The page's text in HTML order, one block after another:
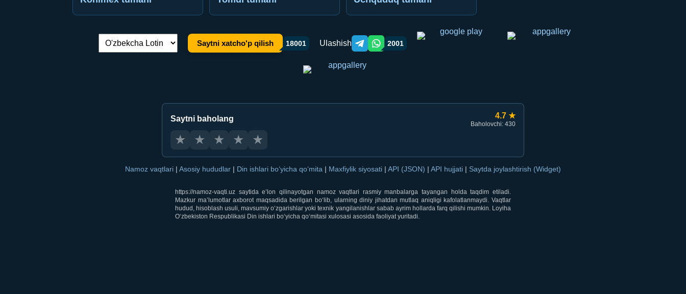
Tilni almashtirish: Saytni xatcho'p qilish 18001 Ulashish Telegram orqali ulashish
WhatsApp orqali ulashish
2001
Saytni baholang 4.7 ★
Baholovchi: 430
★ ★ ★ ★ ★
Namoz vaqtlari | Asosiy hududlar | Din ishlari bo‘yicha qo‘mita | Maxfiylik siyosati | API (JSON) | API hujjati | Saytda joylashtirish (Widget)
https://namoz-vaqti.uz saytida e’lon qilinayotgan namoz vaqtlari rasmiy manbalarga tayangan holda taqdim etiladi.
Mazkur ma’lumotlar axborot maqsadida berilgan bo‘lib, ularning diniy jihatdan mutlaq aniqligi kafolatlanmaydi. Vaqtlar
hudud, hisoblash usuli, mavsumiy o‘zgarishlar yoki texnik yangilanishlar sabab ayrim hollarda farq qilishi mumkin. Loyiha
O‘zbekiston Respublikasi Din ishlari bo‘yicha qo‘mitasi xulosasi asosida faoliyat yuritadi.